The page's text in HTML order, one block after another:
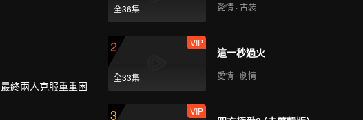
終兩人克服重重困
全36集 愛情 · 古裝
2
全33集
VIP
這一秒過火
愛情 · 劇情
3 VIP